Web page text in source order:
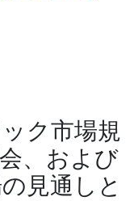
ク市場規
、および
見通しと